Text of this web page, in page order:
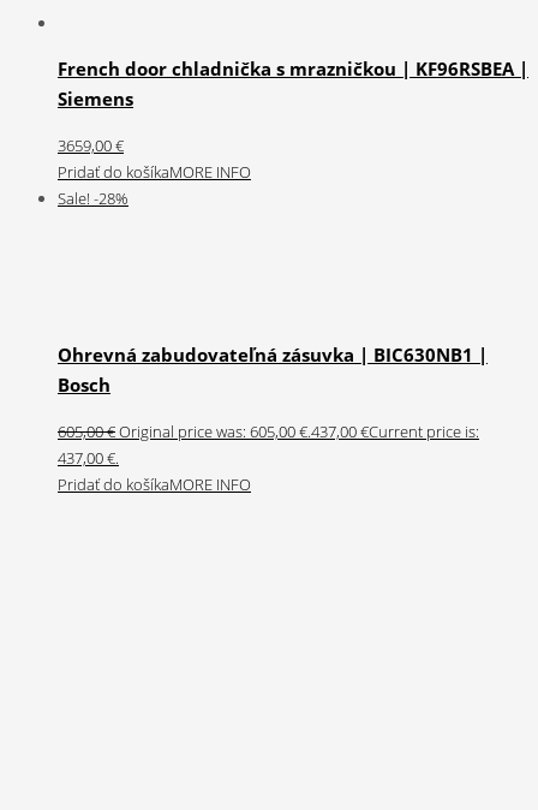
French door chladnička s mrazničkou | KF96RSBEA |
Siemens
3659,00€
Pridať do košíkaMORE INFO
Sale! -28%
Ohrevná zabudovateľná zásuvka | BIC630NB1 |
Bosch
605,00€Original price was: 605,00 €.437,00€Current price is:
437,00 €.
Pridať do košíkaMORE INFO